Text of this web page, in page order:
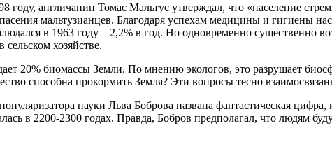
англичанин Томас Мальтус утверждал, что «население
мальтузианцев. Благодаря успехам медицины и гигиены
в 1963 году – 2,2% в год. Но одновременно существенно
хозяйстве.
20% биомассы Земли. По мнению экологов, это разрушает
способна прокормить Земля? Эти вопросы тесно
науки Льва Боброва названа фантастическая
в 2200-2300 годах. Правда, Бобров предполагал, что людям